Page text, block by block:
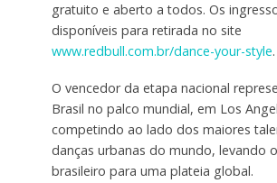
gratuito e aberto a todos. Os
disponíveis para retirada no site
www.redbull.com.br/dance-your-style.
O vencedor da etapa nacional
Brasil no palco mundial, em Los
competindo ao lado dos maiores
danças urbanas do mundo, levando
brasileiro para uma plateia global.